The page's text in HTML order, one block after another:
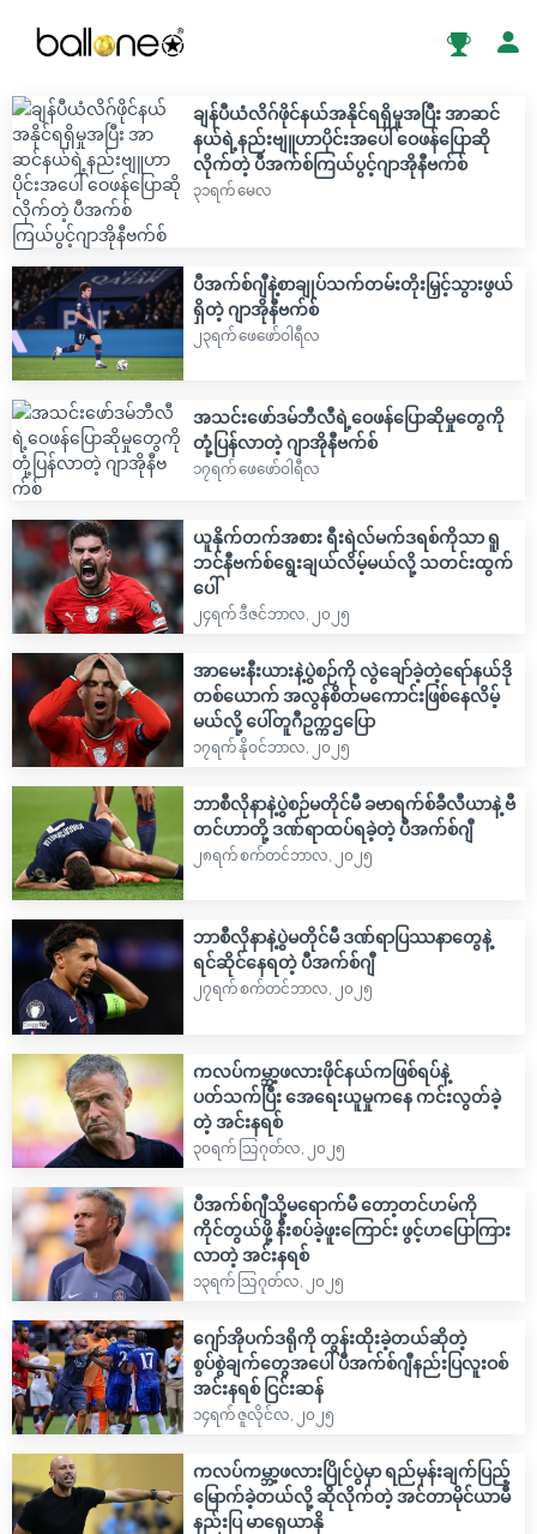
ချန်ပီယံလိဂ်ဖိုင်နယ်အနိုင်ရရှိမှုအပြီး အာဆင်
နယ်ရဲ့နည်းဗျူဟာပိုင်းအပေါ် ဝေဖန်ပြောဆို
လိုက်တဲ့ ပီအက်စ်ကြယ်ပွင့်ဂျာအိုနီဗက်စ်
၃၁ရက် မေလ
ပီအက်စ်ဂျီနဲ့စာချုပ်သက်တမ်းတိုးမြှင့်သွားဖွယ်
ရှိတဲ့ ဂျာအိုနီဗက်စ်
၂၃ရက် ဖေဖော်ဝါရီလ
အသင်းဖော်ဒမ်ဘီလီရဲ့ဝေဖန်ပြောဆိုမှုတွေကို
တုံ့ပြန်လာတဲ့ ဂျာအိုနီဗက်စ်
၁၇ရက် ဖေဖော်ဝါရီလ
ယူနိုက်တက်အစား ရီးရဲလ်မက်ဒရစ်ကိုသာ ရူ
ဘင်နီဗက်စ်ရွေးချယ်လိမ့်မယ်လို့ သတင်းထွက်
ပေါ်
၂၄ရက် ဒီဇင်ဘာလ, ၂၀၂၅
အာမေးနီးယားနဲ့ပွဲစဉ်ကို လွဲချော်ခဲ့တဲ့ရော်နယ်ဒို
တစ်ယောက် အလွန်စိတ်မကောင်းဖြစ်နေလိမ့်
မယ်လို့ ပေါ်တူဂီဥက္ကဌပြော
၁၇ရက် နိုဝင်ဘာလ, ၂၀၂၅
ဘာစီလိုနာနဲ့ပွဲစဉ်မတိုင်မီ ခဗာရက်စ်ခီလီယာနဲ့ ဗီ
တင်ဟာတို့ ဒဏ်ရာထပ်ရခဲ့တဲ့ ပီအက်စ်ဂျီ
၂၈ရက် စက်တင်ဘာလ, ၂၀၂၅
ဘာစီလိုနာနဲ့ပွဲမတိုင်မီ ဒဏ်ရာပြဿနာတွေနဲ့
ရင်ဆိုင်နေရတဲ့ ပီအက်စ်ဂျီ
၂၇ရက် စက်တင်ဘာလ, ၂၀၂၅
ကလပ်ကမ္ဘာ့ဖလားဖိုင်နယ်ကဖြစ်ရပ်နဲ့
ပတ်သက်ပြီး အေရေးယူမှုကနေ ကင်းလွတ်ခဲ့
တဲ့ အင်းနရစ်
၃၀ရက် သြဂုတ်လ, ၂၀၂၅
ပီအက်စ်ဂျီသို့မရောက်မီ တော့တင်ဟမ်ကို
ကိုင်တွယ်ဖို့ နီးစပ်ခဲ့ဖူးကြောင်း ဖွင့်ဟပြောကြား
လာတဲ့ အင်းနရစ်
၁၃ရက် သြဂုတ်လ, ၂၀၂၅
ဂျော်အိုပက်ဒရိုကို တွန်းထိုးခဲ့တယ်ဆိုတဲ့
စွပ်စွဲချက်တွေအပေါ် ပီအက်စ်ဂျီနည်းပြလူးဝစ်
အင်းနရစ် ငြင်းဆန်
၁၄ရက် ဇူလိုင်လ, ၂၀၂၅
ကလပ်ကမ္ဘာ့ဖလားပြိုင်ပွဲမှာ ရည်မှန်းချက်ပြည့်
မြောက်ခဲ့တယ်လို့ ဆိုလိုက်တဲ့ အင်တာမိုင်ယာမီ
နည်းပြ မာရှေယာနို